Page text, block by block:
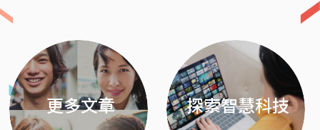
更多文章 探索智慧科技
Next